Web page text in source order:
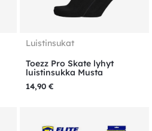
Luistinsukat
Toezz Pro Skate lyhyt
luistinsukka Musta
14,90 €